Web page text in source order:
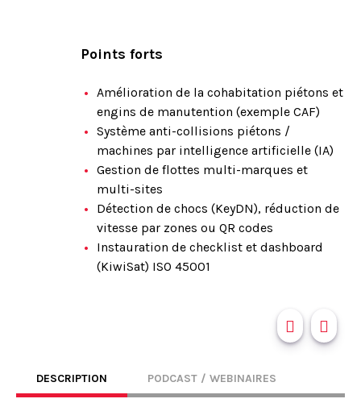
Points forts
Amélioration de la cohabitation piétons et
engins de manutention (exemple CAF)
Système anti-collisions piétons /
machines par intelligence artificielle (IA)
Gestion de flottes multi-marques et
multi-sites
Détection de chocs (KeyDN), réduction de
vitesse par zones ou QR codes
Instauration de checklist et dashboard
(KiwiSat) ISO 45001
DESCRIPTION PODCAST / WEBINAIRES